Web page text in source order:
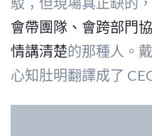
會帶團隊、會跨部門
情講清楚的那種人。
心知肚明翻譯成了